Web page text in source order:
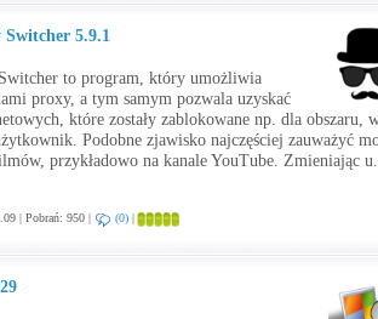
5.9.1
to program, który umożliwia
proxy, a tym samym pozwala uzyskać
które zostały zablokowane np. dla obszaru,
Podobne zjawisko najczęściej zauważyć
przykładowo na kanale YouTube. Zmieniając
| Pobrań: 950 | (0) |